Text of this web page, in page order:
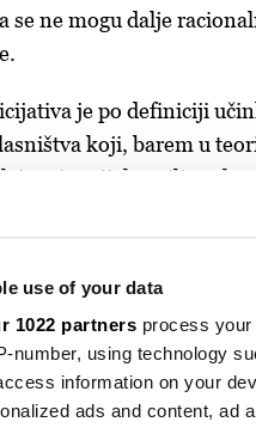
use of your data
1022 partners process
number, using technology
information on your
ads and content, ad
se ne mogu dalje
je po definiciji
koji, barem u
ima i socijalne ciljeve kao
ove resurse učiniti
a potom i ostvariti
nužno je dati javne
AERODROM TUZLA AIR